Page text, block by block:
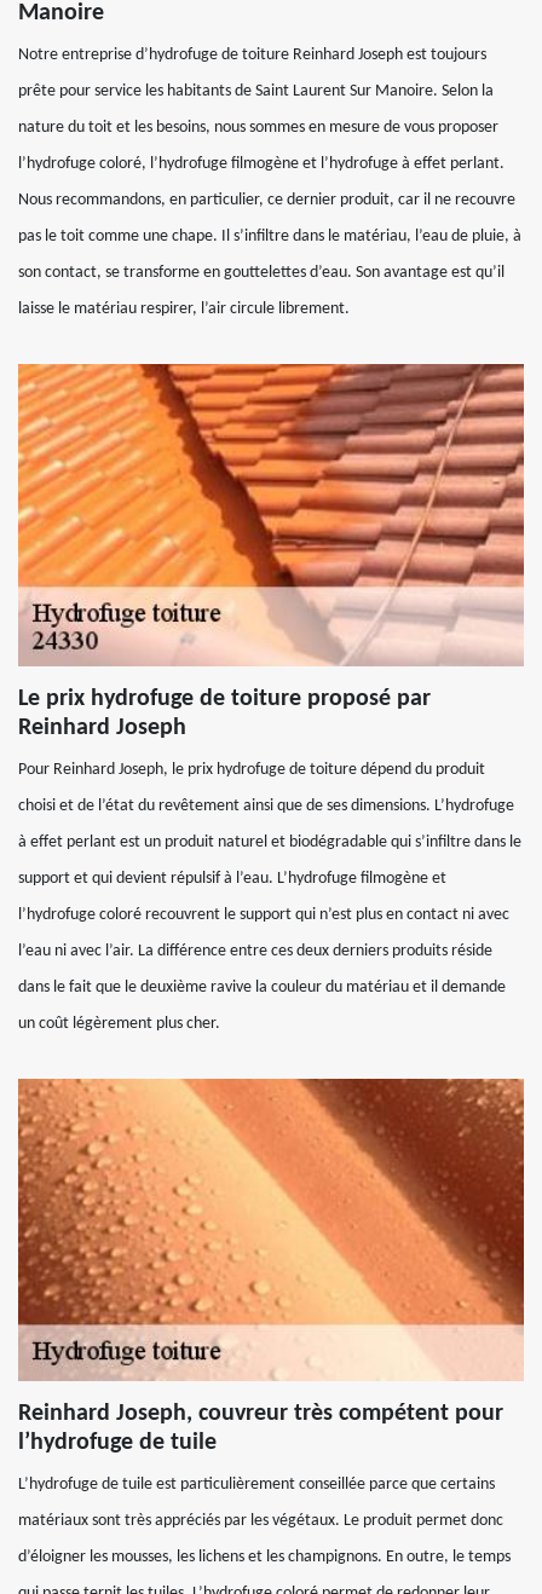
Manoire
Notre entreprise d’hydrofuge de toiture Reinhard Joseph est toujours
prête pour service les habitants de Saint Laurent Sur Manoire. Selon la
nature du toit et les besoins, nous sommes en mesure de vous proposer
l’hydrofuge coloré, l’hydrofuge filmogène et l’hydrofuge à effet perlant.
Nous recommandons, en particulier, ce dernier produit, car il ne recouvre
pas le toit comme une chape. Il s’infiltre dans le matériau, l’eau de pluie, à
son contact, se transforme en gouttelettes d’eau. Son avantage est qu’il
laisse le matériau respirer, l’air circule librement.
Le prix hydrofuge de toiture proposé par
Reinhard Joseph
Pour Reinhard Joseph, le prix hydrofuge de toiture dépend du produit
choisi et de l’état du revêtement ainsi que de ses dimensions. L’hydrofuge
à effet perlant est un produit naturel et biodégradable qui s’infiltre dans le
support et qui devient répulsif à l’eau. L’hydrofuge filmogène et
l’hydrofuge coloré recouvrent le support qui n’est plus en contact ni avec
l’eau ni avec l’air. La différence entre ces deux derniers produits réside
dans le fait que le deuxième ravive la couleur du matériau et il demande
un coût légèrement plus cher.
Reinhard Joseph, couvreur très compétent pour
l’hydrofuge de tuile
L’hydrofuge de tuile est particulièrement conseillée parce que certains
matériaux sont très appréciés par les végétaux. Le produit permet donc
d’éloigner les mousses, les lichens et les champignons. En outre, le temps